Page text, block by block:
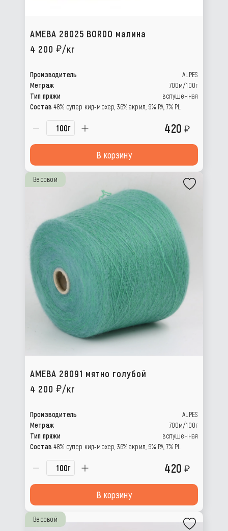
AMEBA 28025 BORDO малина
4 200
/кг
Производитель
ALPES
Метраж
700м/100г
Тип пряжи
вспушенная
Состав 48% супер кид-мохер, 36% акрил, 9% РА, 7% PL
г 420
В корзину
Весовой
AMEBA 28091 мятно голубой
4 200
/кг
Производитель
ALPES
Метраж
700м/100г
Тип пряжи
вспушенная
Состав 48% супер кид-мохер, 36% акрил, 9% РА, 7% PL
г 420
В корзину
Весовой